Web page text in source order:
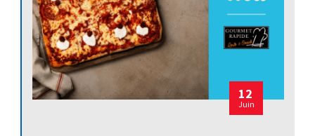
12
Juin